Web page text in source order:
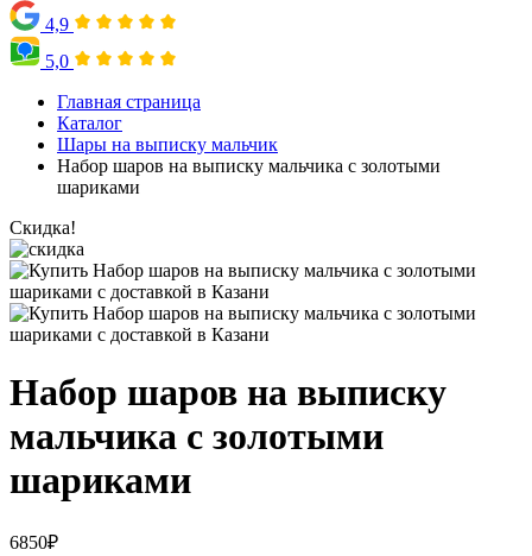
4,9
5,0
Главная страница
Каталог
Шары на выписку мальчик
Набор шаров на выписку мальчика с золотыми
шариками
Скидка!
Набор шаров на выписку
мальчика с золотыми
шариками
6850₽